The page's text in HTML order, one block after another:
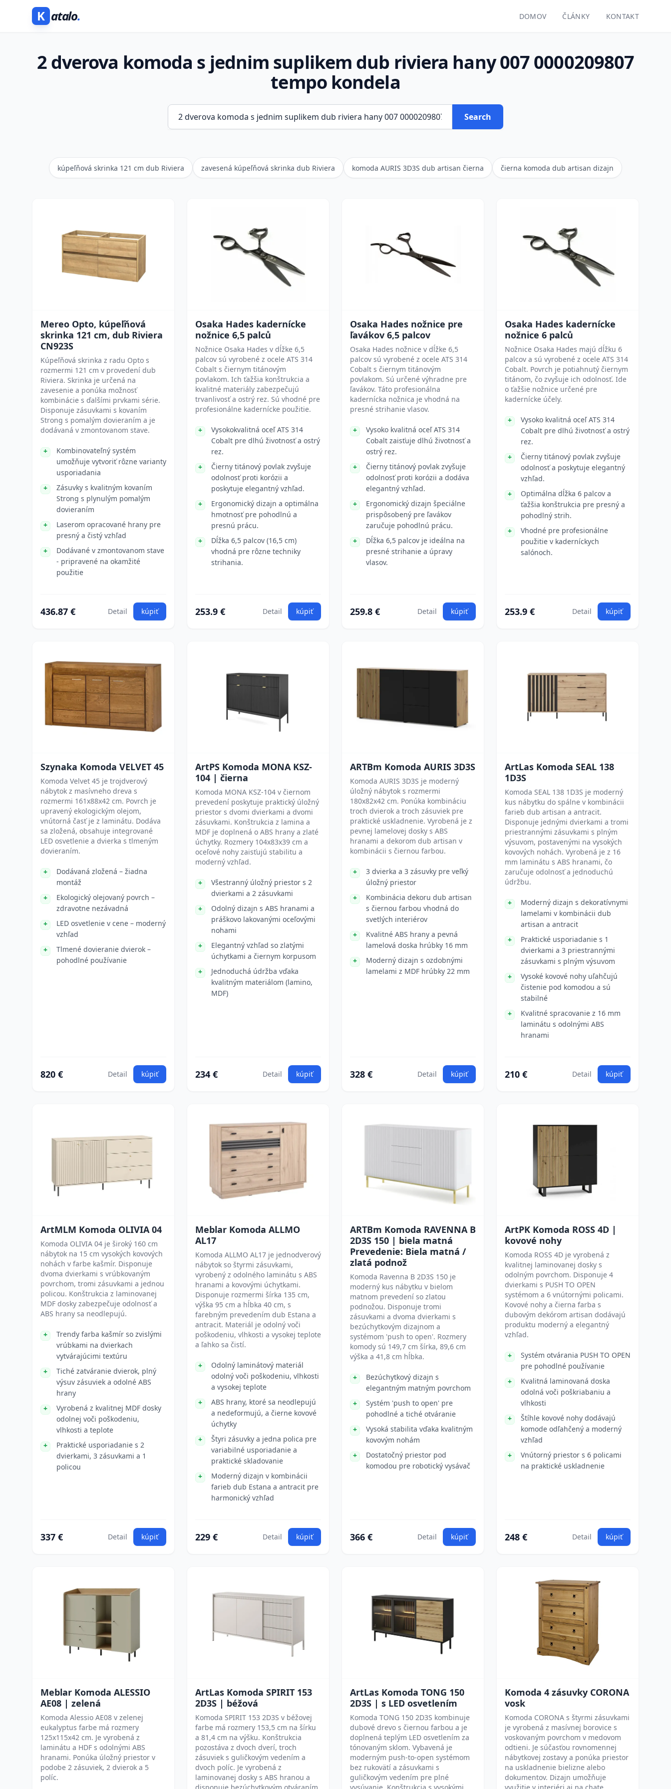
K atalo. DOMOV ČLÁNKY KONTAKT
2 dverova komoda s jednim suplikem dub riviera hany 007 0000209807
tempo kondela
Search
kúpeľňová skrinka 121 cm dub Riviera zavesená kúpeľňová skrinka dub Riviera komoda AURIS 3D3S dub artisan čierna čierna komoda dub artisan dizajn
Mereo Opto, kúpeľňová
skrinka 121 cm, dub Riviera
CN923S
Kúpeľňová skrinka z radu Opto s
rozmermi 121 cm v provedení dub
Riviera. Skrinka je určená na
zavesenie a ponúka možnosť
kombinácie s ďalšími prvkami série.
Disponuje zásuvkami s kovaním
Strong s pomalým dovieraním a je
dodávaná v zmontovanom stave.
Kombinovateľný systém
umožňuje vytvoriť rôzne varianty
usporiadania
Zásuvky s kvalitným kovaním
Strong s plynulým pomalým
dovieraním
Laserom opracované hrany pre
presný a čistý vzhľad
Dodávané v zmontovanom stave
- pripravené na okamžité
použitie
436.87 € Detail kúpiť
Osaka Hades kadernícke
nožnice 6,5 palců
Nožnice Osaka Hades v dĺžke 6,5
palcov sú vyrobené z ocele ATS 314
Cobalt s čiernym titánovým
povlakom. Ich ťažšia konštrukcia a
kvalitné materiály zabezpečujú
trvanlivosť a ostrý rez. Sú vhodné pre
profesionálne kadernícke použitie.
Vysokokvalitná oceľ ATS 314
Cobalt pre dlhú životnosť a ostrý
rez.
Čierny titánový povlak zvyšuje
odolnosť proti korózii a
poskytuje elegantný vzhľad.
Ergonomický dizajn a optimálna
hmotnosť pre pohodlnú a
presnú prácu.
Dĺžka 6,5 palcov (16,5 cm)
vhodná pre rôzne techniky
strihania.
253.9 € Detail kúpiť
Osaka Hades nožnice pre
ľavákov 6,5 palcov
Osaka Hades nožnice v dĺžke 6,5
palcov sú vyrobené z ocele ATS 314
Cobalt s čiernym titánovým
povlakom. Sú určené výhradne pre
ľavákov. Táto profesionálna
kadernícka nožnica je vhodná na
presné strihanie vlasov.
Vysoko kvalitná oceľ ATS 314
Cobalt zaisťuje dlhú životnosť a
ostrý rez.
Čierny titánový povlak zvyšuje
odolnosť proti korózii a dodáva
elegantný vzhľad.
Ergonomický dizajn špeciálne
prispôsobený pre ľavákov
zaručuje pohodlnú prácu.
Dĺžka 6,5 palcov je ideálna na
presné strihanie a úpravy
vlasov.
259.8 € Detail kúpiť
Osaka Hades kadernícke
nožnice 6 palců
Nožnice Osaka Hades majú dĺžku 6
palcov a sú vyrobené z ocele ATS 314
Cobalt. Povrch je potiahnutý čiernym
titánom, čo zvyšuje ich odolnosť. Ide
o ťažšie nožnice určené pre
kadernícke účely.
Vysoko kvalitná oceľ ATS 314
Cobalt pre dlhú životnosť a ostrý
rez.
Čierny titánový povlak zvyšuje
odolnosť a poskytuje elegantný
vzhľad.
Optimálna dĺžka 6 palcov a
ťažšia konštrukcia pre presný a
pohodlný strih.
Vhodné pre profesionálne
použitie v kaderníckych
salónoch.
253.9 € Detail kúpiť
Szynaka Komoda VELVET 45
Komoda Velvet 45 je trojdverový
nábytok z masívneho dreva s
rozmermi 161x88x42 cm. Povrch je
upravený ekologickým olejom,
vnútorná časť je z laminátu. Dodáva
sa zložená, obsahuje integrované
LED osvetlenie a dvierka s tlmeným
dovieraním.
Dodávaná zložená – žiadna
montáž
Ekologický olejovaný povrch –
zdravotne nezávadná
LED osvetlenie v cene – moderný
vzhľad
Tlmené dovieranie dvierok –
pohodlné používanie
820 € Detail kúpiť
ArtPS Komoda MONA KSZ-
104 | čierna
Komoda MONA KSZ-104 v čiernom
prevedení poskytuje praktický úložný
priestor s dvomi dvierkami a dvomi
zásuvkami. Konštrukcia z lamina a
MDF je doplnená o ABS hrany a zlaté
úchytky. Rozmery 104x83x39 cm a
oceľové nohy zaisťujú stabilitu a
moderný vzhľad.
Všestranný úložný priestor s 2
dvierkami a 2 zásuvkami
Odolný dizajn s ABS hranami a
práškovo lakovanými oceľovými
nohami
Elegantný vzhľad so zlatými
úchytkami a čiernym korpusom
Jednoduchá údržba vďaka
kvalitným materiálom (lamino,
MDF)
234 € Detail kúpiť
ARTBm Komoda AURIS 3D3S
Komoda AURIS 3D3S je moderný
úložný nábytok s rozmermi
180x82x42 cm. Ponúka kombináciu
troch dvierok a troch zásuviek pre
praktické uskladnenie. Vyrobená je z
pevnej lamelovej dosky s ABS
hranami a dekorom dub artisan v
kombinácii s čiernou farbou.
3 dvierka a 3 zásuvky pre veľký
úložný priestor
Kombinácia dekoru dub artisan
s čiernou farbou vhodná do
svetlých interiérov
Kvalitné ABS hrany a pevná
lamelová doska hrúbky 16 mm
Moderný dizajn s ozdobnými
lamelami z MDF hrúbky 22 mm
328 € Detail kúpiť
ArtLas Komoda SEAL 138
1D3S
Komoda SEAL 138 1D3S je moderný
kus nábytku do spálne v kombinácii
farieb dub artisan a antracit.
Disponuje jednými dvierkami a tromi
priestrannými zásuvkami s plným
výsuvom, postavenými na vysokých
kovových nohách. Vyrobená je z 16
mm laminátu s ABS hranami, čo
zaručuje odolnosť a jednoduchú
údržbu.
Moderný dizajn s dekoratívnymi
lamelami v kombinácii dub
artisan a antracit
Praktické usporiadanie s 1
dvierkami a 3 priestrannými
zásuvkami s plným výsuvom
Vysoké kovové nohy uľahčujú
čistenie pod komodou a sú
stabilné
Kvalitné spracovanie z 16 mm
laminátu s odolnými ABS
hranami
210 € Detail kúpiť
ArtMLM Komoda OLIVIA 04
Komoda OLIVIA 04 je široký 160 cm
nábytok na 15 cm vysokých kovových
nohách v farbe kašmír. Disponuje
dvoma dvierkami s vrúbkovaným
povrchom, tromi zásuvkami a jednou
policou. Konštrukcia z laminovanej
MDF dosky zabezpečuje odolnosť a
ABS hrany sa neodlepujú.
Trendy farba kašmír so zvislými
vrúbkami na dvierkach
vytvárajúcimi textúru
Tiché zatváranie dvierok, plný
výsuv zásuviek a odolné ABS
hrany
Vyrobená z kvalitnej MDF dosky
odolnej voči poškodeniu,
vlhkosti a teplote
Praktické usporiadanie s 2
dvierkami, 3 zásuvkami a 1
policou
337 € Detail kúpiť
Meblar Komoda ALLMO
AL17
Komoda ALLMO AL17 je jednodverový
nábytok so štyrmi zásuvkami,
vyrobený z odolného laminátu s ABS
hranami a kovovými úchytkami.
Disponuje rozmermi šírka 135 cm,
výška 95 cm a hĺbka 40 cm, s
farebným prevedením dub Estana a
antracit. Materiál je odolný voči
poškodeniu, vlhkosti a vysokej teplote
a ľahko sa čistí.
Odolný laminátový materiál
odolný voči poškodeniu, vlhkosti
a vysokej teplote
ABS hrany, ktoré sa neodlepujú
a nedeformujú, a čierne kovové
úchytky
Štyri zásuvky a jedna polica pre
variabilné usporiadanie a
praktické skladovanie
Moderný dizajn v kombinácii
farieb dub Estana a antracit pre
harmonický vzhľad
229 € Detail kúpiť
ARTBm Komoda RAVENNA B
2D3S 150 | biela matná
Prevedenie: Biela matná /
zlatá podnož
Komoda Ravenna B 2D3S 150 je
moderný kus nábytku v bielom
matnom prevedení so zlatou
podnožou. Disponuje tromi
zásuvkami a dvoma dvierkami s
bezúchytkovým dizajnom a
systémom 'push to open'. Rozmery
komody sú 149,7 cm šírka, 89,6 cm
výška a 41,8 cm hĺbka.
Bezúchytkový dizajn s
elegantným matným povrchom
Systém 'push to open' pre
pohodlné a tiché otváranie
Vysoká stabilita vďaka kvalitným
kovovým nohám
Dostatočný priestor pod
komodou pre robotický vysávač
366 € Detail kúpiť
ArtPK Komoda ROSS 4D |
kovové nohy
Komoda ROSS 4D je vyrobená z
kvalitnej laminovanej dosky s
odolným povrchom. Disponuje 4
dvierkami s PUSH TO OPEN
systémom a 6 vnútornými policami.
Kovové nohy a čierna farba s
dubovým dekórom artisan dodávajú
produktu moderný a elegantný
vzhľad.
Systém otvárania PUSH TO OPEN
pre pohodlné používanie
Kvalitná laminovaná doska
odolná voči poškriabaniu a
vlhkosti
Štíhle kovové nohy dodávajú
komode odľahčený a moderný
vzhľad
Vnútorný priestor s 6 policami
na praktické uskladnenie
248 € Detail kúpiť
Meblar Komoda ALESSIO
AE08 | zelená
Komoda Alessio AE08 v zelenej
eukalyptus farbe má rozmery
125x115x42 cm. Je vyrobená z
laminátu a HDF s odolnými ABS
hranami. Ponúka úložný priestor v
podobe 2 zásuviek, 2 dvierok a 5
políc.
ArtLas Komoda SPIRIT 153
2D3S | béžová
Komoda SPIRIT 153 2D3S v béžovej
farbe má rozmery 153,5 cm na šírku
a 81,4 cm na výšku. Konštrukcia
pozostáva z dvoch dverí, troch
zásuviek s guličkovým vedením a
dvoch políc. Je vyrobená z
laminovanej dosky s ABS hranou a
ArtLas Komoda TONG 150
2D3S | s LED osvetlením
Komoda TONG 150 2D3S kombinuje
dubové drevo s čiernou farbou a je
doplnená teplým LED osvetlením za
tónovaným sklom. Vybavená je
moderným push-to-open systémom
bez rukovätí a zásuvkami s
guličkovým vedením pre plné
Komoda 4 zásuvky CORONA
vosk
Komoda CORONA s štyrmi zásuvkami
je vyrobená z masívnej borovice s
voskovaným povrchom v medovom
odtieni. Je súčasťou rovnomennej
nábytkovej zostavy a ponúka priestor
na uskladnenie bielizne alebo
dokumentov. Dizajn umožňuje